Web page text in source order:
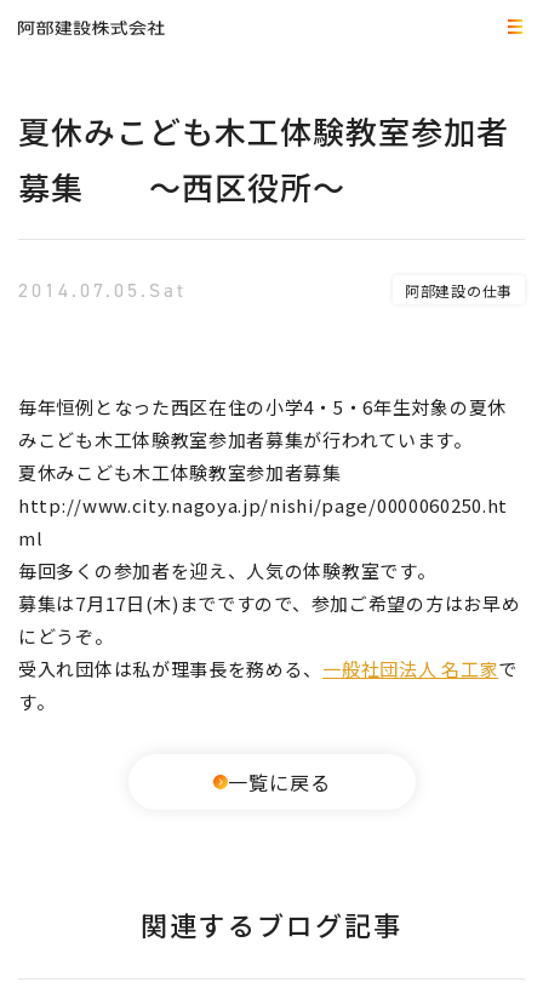
夏休みこども木工体験教室参加者
募集 ～西区役所～
2014.07.05.Sat 阿部建設の仕事
毎年恒例となった西区在住の小学4・5・6年生対象の夏休
みこども木工体験教室参加者募集が行われています。
夏休みこども木工体験教室参加者募集
http://www.city.nagoya.jp/nishi/page/0000060250.ht
ml
毎回多くの参加者を迎え、人気の体験教室です。
募集は7月17日(木)までですので、参加ご希望の方はお早め
にどうぞ。
受入れ団体は私が理事長を務める、 一般社団法人 名工家で
す。
一覧に戻る
関連するブログ記事